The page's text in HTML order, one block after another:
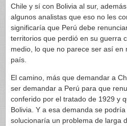
Chile y sí con Bolivia al sur,
algunos analistas que eso no les
significaría que Perú debe
territorios que perdió en su guerra
medio, lo que no parece ser así en
país.
El camino, más que demandar a
ser demandar a Perú para que
conferido por el tratado de 1929 y
Bolivia. Y a esa demanda se
solucionaría un problema de larga